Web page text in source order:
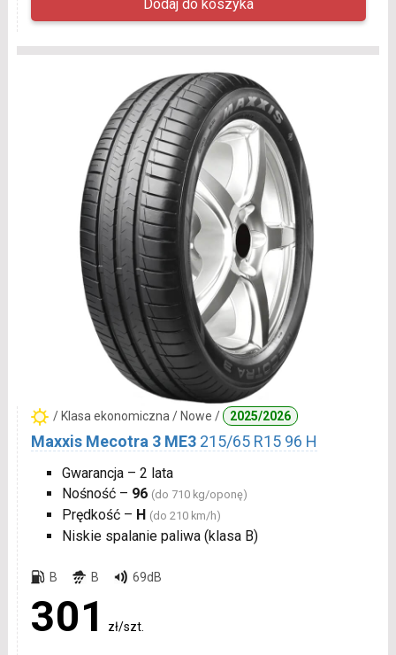
/ Klasa ekonomiczna / Nowe / 2025/2026
Maxxis Mecotra 3 ME3 215/65 R15 96 H
Gwarancja – 2 lata
Nośność – 96 (do 710 kg/oponę)
Prędkość – H (do 210 km/h)
Niskie spalanie paliwa (klasa B)
B B 69dB
301 zł/szt.